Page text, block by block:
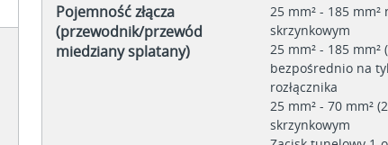
Pojemność złącza
(przewodnik/przewód
miedziany splatany)
25 mm² - 185 mm²
skrzynkowym
25 mm² - 185 mm²
bezpośrednio na
rozłącznika
25 mm² - 70 mm²
skrzynkowym